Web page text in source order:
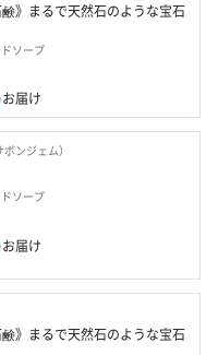
》まるで天然石のような宝石
ソープ
お届け
ンジェム）
ソープ
お届け
》まるで天然石のような宝石